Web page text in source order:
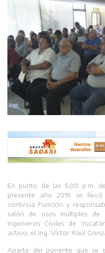
En punto de las 5:00 p.m.
presente año 2019 se
continua Función y
salón de usos múltiples de
Ingenieros Civiles de
activo, el Ing. Víctor Raúl
Aparte del ponente que se